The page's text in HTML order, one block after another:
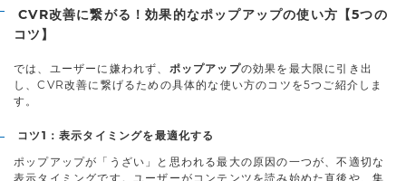
CVR改善に繋がる！効果的なポップアップの使い方【5つの
コツ】
では、ユーザーに嫌われず、 ポップアップの効果を最大限に引き出
し、CVR改善に繋げるための具体的な使い方のコツを5つご紹介しま
す。
コツ1：表示タイミングを最適化する
ポップアップが「うざい」と思われる最大の原因の一つが、不適切な
表示タイミングです。ユーザーがコンテンツを読み始めた直後や、集